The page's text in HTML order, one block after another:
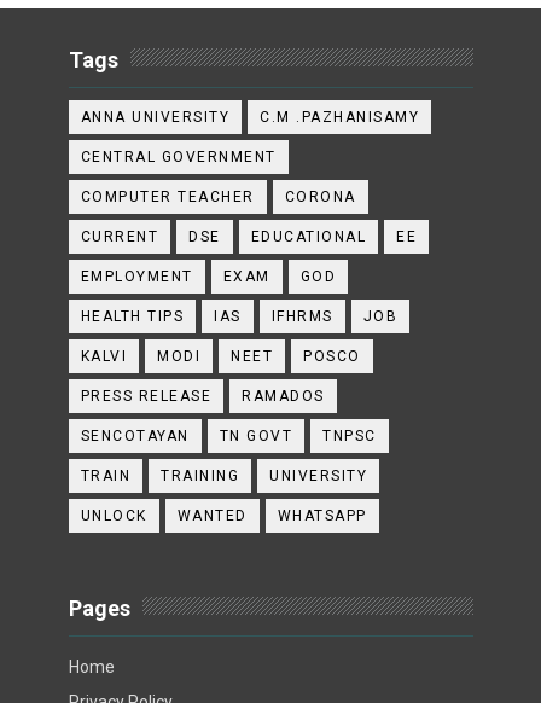
Tags
ANNA UNIVERSITY C.M .PAZHANISAMY
CENTRAL GOVERNMENT
COMPUTER TEACHER CORONA
CURRENT DSE EDUCATIONAL EE
EMPLOYMENT EXAM GOD
HEALTH TIPS IAS IFHRMS JOB
KALVI MODI NEET POSCO
PRESS RELEASE RAMADOS
SENCOTAYAN TN GOVT TNPSC
TRAIN TRAINING UNIVERSITY
UNLOCK WANTED WHATSAPP
Pages
Home